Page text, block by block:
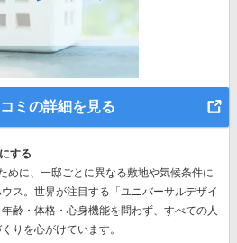
ミの詳細を見る
する
めに、一邸ごとに異なる敷地や気候条件に
ス。世界が注目する 「ユニバーサルデザイ
齢・体格・心身機能を問わず、すべての人
りを心がけています。